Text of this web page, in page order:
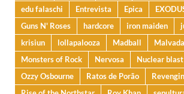
edu falaschi
Entrevista Epica
Guns N' Roses
hardcore iron maiden
krisiun
lollapalooza Madball Malvada
Monsters of Rock
Nervosa Nuclear blast
Ozzy Osbourne
Ratos de Porão
Revengin